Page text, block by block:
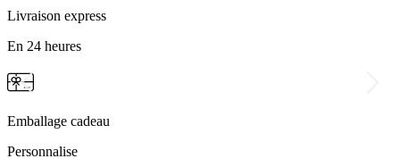
Livraison express
En 24 heures
Emballage cadeau
Personnalise